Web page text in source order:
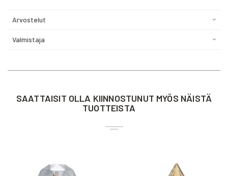
Arvostelut
Valmistaja
SAATTAISIT OLLA KIINNOSTUNUT MYÖS NÄISTÄ
TUOTTEISTA